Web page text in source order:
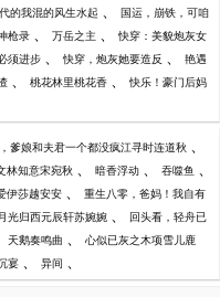
的我混的风生水起 、 国运，崩铁，可咱
枪录 、 万岳之主 、 快穿：美貌炮灰女
须进步 、 快穿，炮灰她要造反 、 艳遇
、 桃花林里桃花香 、 快乐！豪门后妈
爹娘和夫君一个都没疯江寻时连道秋 、
林知意宋宛秋 、 暗香浮动 、 吞噬鱼 、
伊莎越安安 、 重生八零，爸妈！我自有
光归西元辰轩苏婉婉 、 回头看，轻舟已
天鹅奏鸣曲 、 心似已灰之木项雪儿鹿
宴 、 异间 、